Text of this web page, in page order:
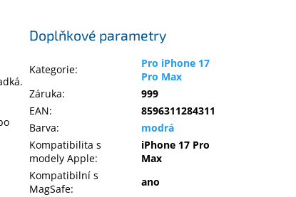
Doplňkové parametry
Kategorie:
Pro iPhone 17
Pro Max
Záruka:
999
EAN:
8596311284311
Barva:
modrá
Kompatibilita s
modely Apple:
iPhone 17 Pro
Max
Kompatibilní s
MagSafe:
ano